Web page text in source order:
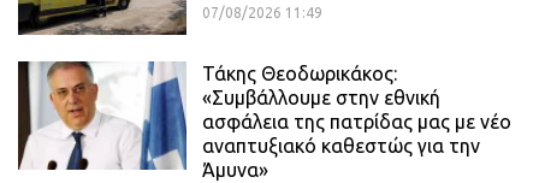
07/08/2026 11:49
Τάκης Θεοδωρικάκος:
«Συμβάλλουμε στην εθνική
ασφάλεια της πατρίδας μας με νέο
αναπτυξιακό καθεστώς για την
Άμυνα»